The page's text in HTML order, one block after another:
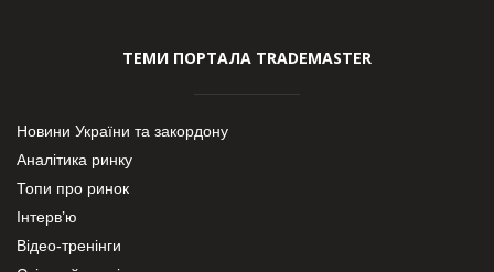
ТЕМИ ПОРТАЛА TRADEMASTER
Новини України та закордону
Аналітика ринку
Топи про ринок
Інтерв’ю
Відео-тренінги